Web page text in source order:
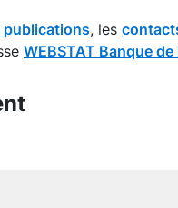
publications, les
WEBSTAT Banque de